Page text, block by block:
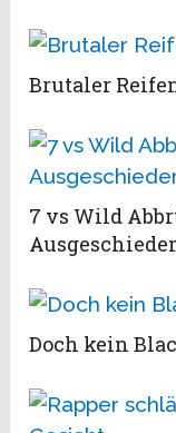
Brutaler
7 vs Wild
Doch kein